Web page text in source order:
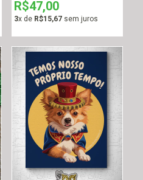
R$47,00
3x de R$15,67sem juros